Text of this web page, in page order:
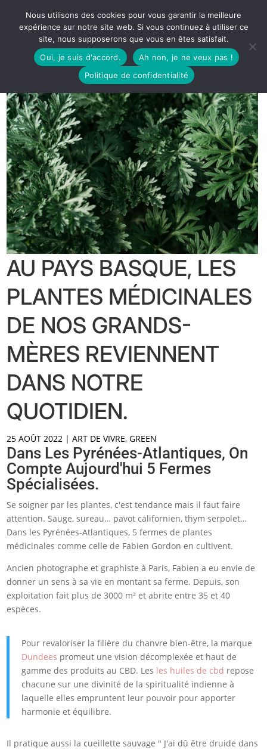
AU PAYS BASQUE, LES
PLANTES MÉDICINALES
DE NOS GRANDS-
MÈRES REVIENNENT
DANS NOTRE
QUOTIDIEN.
25 AOÛT 2022 |ART DE VIVRE,GREEN
Dans Les Pyrénées-Atlantiques, On
Compte Aujourd'hui 5 Fermes
Spécialisées.
Se soigner par les plantes, c'est tendance mais il faut faire
attention. Sauge, sureau… pavot californien, thym serpolet…
Dans les Pyrénées-Atlantiques, 5 fermes de plantes
médicinales comme celle de Fabien Gordon en cultivent.
Ancien photographe et graphiste à Paris, Fabien a eu envie de
donner un sens à sa vie en montant sa ferme. Depuis, son
exploitation fait plus de 3000 m² et abrite entre 35 et 40
espèces.
Pour revaloriser la filière du chanvre bien-être, la marque
Dundees promeut une vision décomplexée et haut de
gamme des produits au CBD. Les les huiles de cbd repose
chacune sur une divinité de la spiritualité indienne à
laquelle elles empruntent leur pouvoir pour apporter
harmonie et équilibre.
Il pratique aussi la cueillette sauvage " J'ai dû être druide dans
Nous utilisons des cookies pour vous garantir la meilleure
expérience sur notre site web. Si vous continuez à utiliser ce
site, nous supposerons que vous en êtes satisfait.
Oui, je suis d'accord.
Ah non, je ne veux pas !
Politique de confidentialité